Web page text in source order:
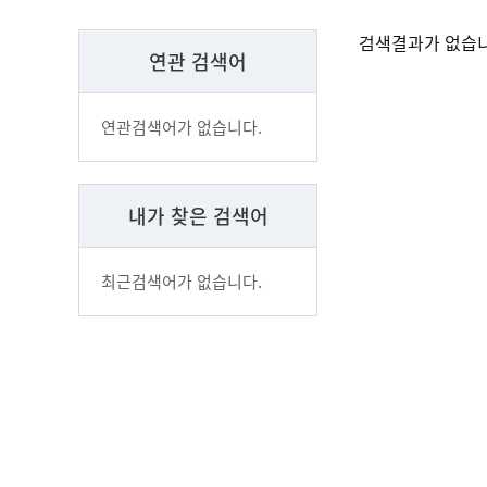
검색결과가 없습
연관 검색어
연관검색어가 없습니다.
내가 찾은 검색어
최근검색어가 없습니다.